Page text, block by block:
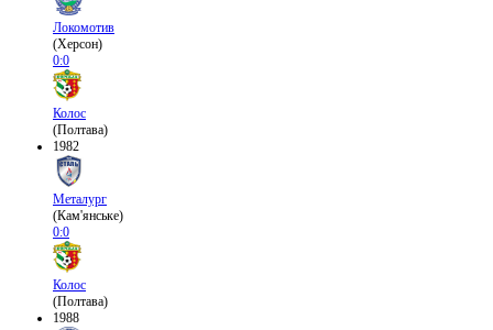
Локомотив
(Херсон)
0:0
Колос
(Полтава)
1982
Металург
(Кам'янське)
0:0
Колос
(Полтава)
1988